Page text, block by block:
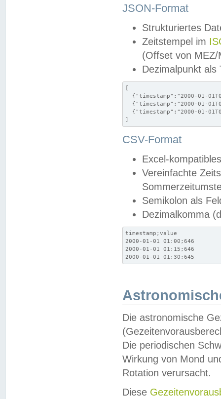
JSON-Format
Strukturiertes
Zeitstempel im
(Offset von MEZ/
Dezimalpunkt als
[
{"timestamp":"2000-01-
{"timestamp":"2000-01-
{"timestamp":"2000-01-
]
CSV-Format
Excel-
Vereinfachte
Semikolon als
Dezimalkomma
timestamp;value
2000-01-01 01:00;646
2000-01-01 01:15;646
2000-01-01 01:30;645
Die astronomische
Die periodischen
Wirkung von Mond
Rotation verursacht.
Diese